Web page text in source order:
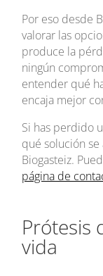
Por eso desde
valorar las
produce la
ningún
entender qué
encaja mejor
Si has perdido
qué solución
Biogasteiz.
página de
Prótesis
vida